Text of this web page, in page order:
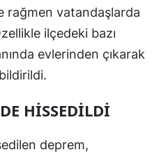
İzmir
Kars
Kayseri
Kırklareli
rağmen vatandaşlarda
ilçedeki bazı
evlerinden çıkarak
HISSEDILDI
deprem,